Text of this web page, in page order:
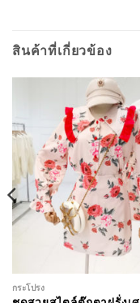
สินค้าที่เกี่ยวข้อง
กระโปรง